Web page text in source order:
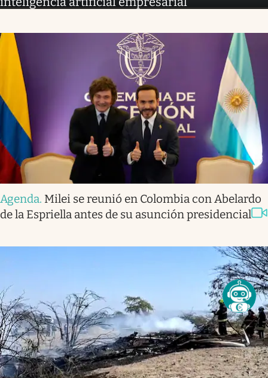
Agenda. Milei se reunió en Colombia con Abelardo
de la Espriella antes de su asunción presidencial